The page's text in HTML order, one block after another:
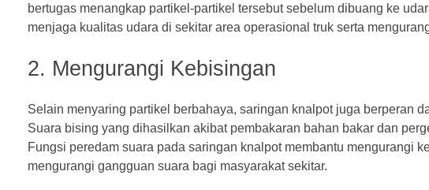
bertugas menangkap partikel-partikel tersebut sebelum dibuang ke
menjaga kualitas udara di sekitar area operasional truk serta
2. Mengurangi Kebisingan
Selain menyaring partikel berbahaya, saringan knalpot juga berperan
Suara bising yang dihasilkan akibat pembakaran bahan bakar dan
Fungsi peredam suara pada saringan knalpot membantu mengurangi
mengurangi gangguan suara bagi masyarakat sekitar.